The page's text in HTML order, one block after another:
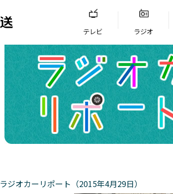
テレビ ラジオ
ラジオカーリポート（2015年4月29日）